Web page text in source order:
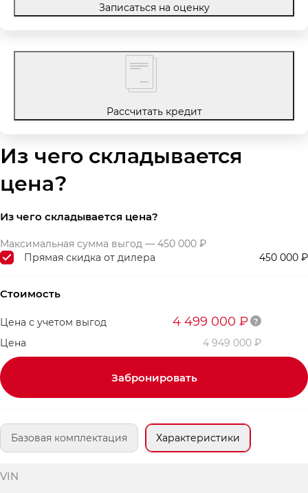
Записаться на оценку
Рассчитать кредит
Из чего складывается
цена?
Из чего складывается цена?
Максимальная сумма выгод — 450 000 ₽
Прямая скидка от дилера
450 000 ₽
Стоимость
Цена с учетом выгод 4 499 000 ₽
Цена 4 949 000 ₽
Забронировать
Базовая комплектация Характеристики
VIN